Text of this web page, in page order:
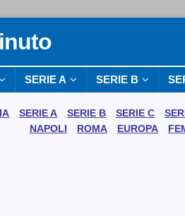
SERIE A SERIE B
SERIE A SERIE B SERIE C
NAPOLI
ROMA EUROPA